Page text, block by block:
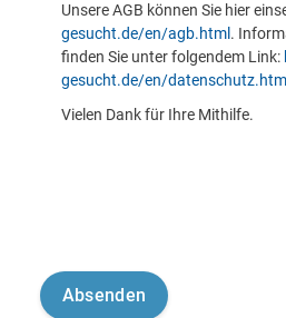
Unsere AGB können Sie hier
gesucht.de/en/agb.html .
finden Sie unter folgendem Link:
gesucht.de/en/datenschutz.html
Vielen Dank für Ihre Mithilfe.